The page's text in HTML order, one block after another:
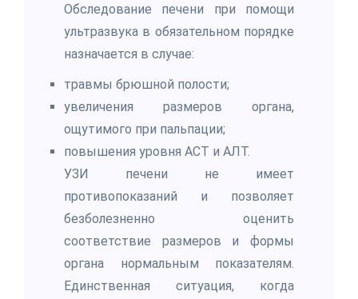
Обследование печени при помощи
ультразвука в обязательном порядке
назначается в случае:
травмы брюшной полости;
увеличения размеров органа,
ощутимого при пальпации;
повышения уровня АСТ и АЛТ.
УЗИ печени не имеет
противопоказаний и позволяет
безболезненно оценить
соответствие размеров и формы
органа нормальным показателям.
Единственная ситуация, когда